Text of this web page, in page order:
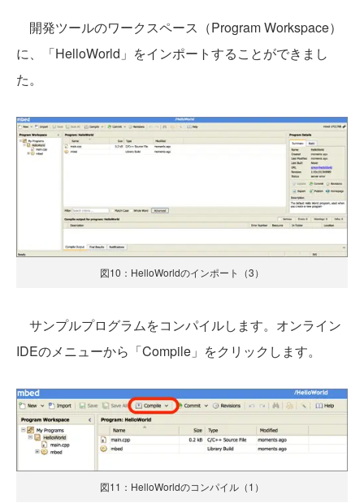
開発ツールのワークスペース（Program Workspace）
に、「HelloWorld」をインポートすることができまし
た。
図10：HelloWorldのインポート（3）
サンプルプログラムをコンパイルします。オンライン
IDEのメニューから「Compile」をクリックします。
図11：HelloWorldのコンパイル（1）